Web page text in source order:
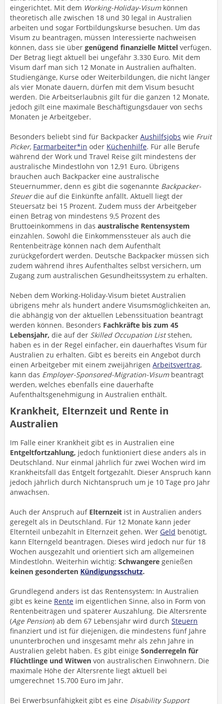
eingerichtet. Mit dem Working-Holiday-Visumkönnen
theoretisch alle zwischen 18 und 30 legal in Australien
arbeiten und sogar Fortbildungskurse besuchen. Um das
Visum zu beantragen, müssen Interessierte nachweisen
können, dass sie über genügend finanzielle Mittel verfügen.
Der Betrag liegt aktuell bei ungefähr 3.330 Euro. Mit dem
Visum darf man sich 12 Monate in Australien aufhalten.
Studiengänge, Kurse oder Weiterbildungen, die nicht länger
als vier Monate dauern, dürfen mit dem Visum besucht
werden. Die Arbeitserlaubnis gilt für die ganzen 12 Monate,
jedoch gilt eine maximale Beschäftigungsdauer von sechs
Monaten je Arbeitgeber.
Besonders beliebt sind für Backpacker Aushilfsjobs wie Fruit
Picker, Farmarbeiter*in oder Küchenhilfe. Für alle Berufe
während der Work und Travel Reise gilt mindestens der
australische Mindestlohn von 12,91 Euro. Übrigens
brauchen auch Backpacker eine australische
Steuernummer, denn es gibt die sogenannte Backpacker-
Steuerdie auf die Einkünfte anfällt. Aktuell liegt der
Steuersatz bei 15 Prozent. Zudem muss der Arbeitgeber
einen Betrag von mindestens 9,5 Prozent des
Bruttoeinkommens in das australische Rentensystem
einzahlen. Sowohl die Einkommenssteuer als auch die
Rentenbeiträge können nach dem Aufenthalt
zurückgefordert werden. Deutsche Backpacker müssen sich
zudem während ihres Aufenthaltes selbst versichern, um
Zugang zum australischen Gesundheitssystem zu erhalten.
Neben dem Working-Holiday-Visum bietet Australien
übrigens mehr als hundert andere Visumsmöglichkeiten an,
die abhängig von der aktuellen Lebenssituation beantragt
werden können. Besonders Fachkräfte bis zum 45
Lebensjahr, die auf der Skilled Occupation Liststehen,
haben es in der Regel einfacher, ein dauerhaftes Visum für
Australien zu erhalten. Gibt es bereits ein Angebot durch
einen Arbeitgeber mit einem zweijährigen Arbeitsvertrag,
kann das Employer-Sponsored-Migration-Visumbeantragt
werden, welches ebenfalls eine dauerhafte
Aufenthaltsgenehmigung in Australien enthält.
Krankheit, Elternzeit und Rente in
Australien
Im Falle einer Krankheit gibt es in Australien eine
Entgeltfortzahlung, jedoch funktioniert diese anders als in
Deutschland. Nur einmal jährlich für zwei Wochen wird im
Krankheitsfall das Entgelt fortgezahlt. Dieser Anspruch kann
jedoch jährlich durch Nichtanspruch um je 10 Tage pro Jahr
anwachsen.
Auch der Anspruch auf Elternzeit ist in Australien anders
geregelt als in Deutschland. Für 12 Monate kann jeder
Elternteil unbezahlt in Elternzeit gehen. Wer Geld benötigt,
kann Elterngeld beantragen. Dieses wird jedoch nur für 18
Wochen ausgezahlt und orientiert sich am allgemeinen
Mindestlohn. Weiterhin wichtig: Schwangere genießen
keinen gesonderten Kündigungsschutz.
Grundlegend anders ist das Rentensystem: In Australien
gibt es keine Rente im eigentlichen Sinne, also in Form von
Rentenbeiträgen und späterer Auszahlung. Die Altersrente
(Age Pension) ab dem 67 Lebensjahr wird durch Steuern
finanziert und ist für diejenigen, die mindestens fünf Jahre
ununterbrochen und insgesamt mehr als zehn Jahre in
Australien gelebt haben. Es gibt einige Sonderregeln für
Flüchtlinge und Witwen von australischen Einwohnern. Die
maximale Höhe der Altersrente liegt aktuell bei
umgerechnet 15.700 Euro im Jahr.
Bei Erwerbsunfähigkeit gibt es eine Disability Support